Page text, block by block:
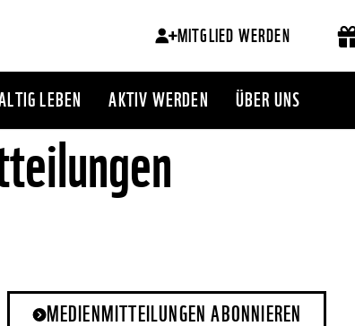
MITGLIED WERDEN
LEBEN AKTIV WERDEN ÜBER UNS
MEDIENMITTEILUNGEN ABONNIEREN